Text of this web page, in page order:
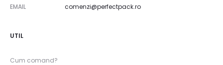
EMAIL
comenzi@perfectpack.ro
UTIL
Cum comand?